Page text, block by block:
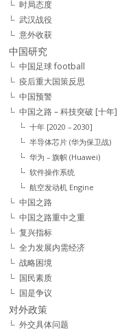
时局态度
武汉战役
意外收获
中国研究
中国足球 football
疫后重大国策反思
中国预警
中国之路 – 科技突破 [十年]
十年 [2020 – 2030]
半导体芯片 (华为保卫战)
华为 – 旗帜 (Huawei)
软件操作系统
航空发动机 Engine
中国之路
中国之路重中之重
复兴指标
全力发展内需经济
战略困境
国民素质
国是争议
对外政策
外交具体问题